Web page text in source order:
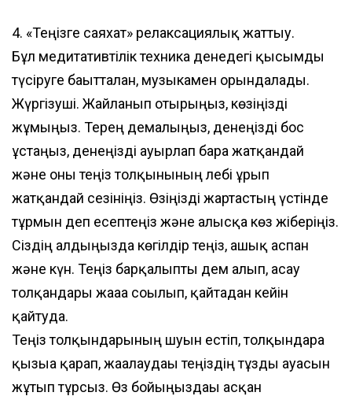
4. «Теңізге саяхат» релаксациялық жаттығу.
Бұл медитативтілік техника денедегі қысымды
түсіруге бағытталған, музыкамен орындалады.
Жүргізуші. Жайланып отырыңыз, көзіңізді
жұмыңыз. Терең демалыңыз, денеңізді бос
ұстаңыз, денеңізді ауырлап бара жатқандай
және оны теңіз толқынының лебі ұрып
жатқандай сезініңіз. Өзіңізді жартастың үстінде
тұрмын деп есептеңіз және алысқа көз жіберіңіз.
Сіздің алдыңызда көгілдір теңіз, ашық аспан
және күн. Теңіз барқалыпты дем алып, асау
толқандары жағаға соғылып, қайтадан кейін
қайтуда.
Теңіз толқындарының шуын естіп, толқындарға
қызыға қарап, жағалаудағы теңіздің тұзды ауасын
жұтып тұрсыз. Өз бойыңыздағы асқан